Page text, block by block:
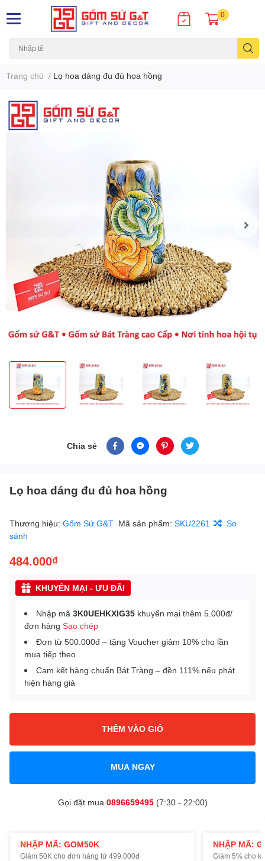
0
Trang chủ / Lọ hoa dáng đu đủ hoa hồng
Chia sẻ
Lọ hoa dáng đu đủ hoa hồng
Thương hiệu: Gốm Sứ G&T Mã sản phẩm: SKU2261
So
sánh
484.000₫
KHUYẾN MẠI - ƯU ĐÃI
Nhập mã 3K0UEHKXIG35 khuyến mại thêm 5.000đ/
đơn hàng Sao chép
Đơn từ 500.000đ – tặng Voucher giảm 10% cho lần
mua tiếp theo
Cam kết hàng chuẩn Bát Tràng – đền 111% nếu phát
hiện hàng giả
THÊM VÀO GIỎ
MUA NGAY
Gọi đặt mua 0896659495(7:30 - 22:00)
NHẬP MÃ: GOM50K
Giảm 50K cho đơn hàng từ 499.000đ
NHẬP MÃ:
Giảm 5% cho